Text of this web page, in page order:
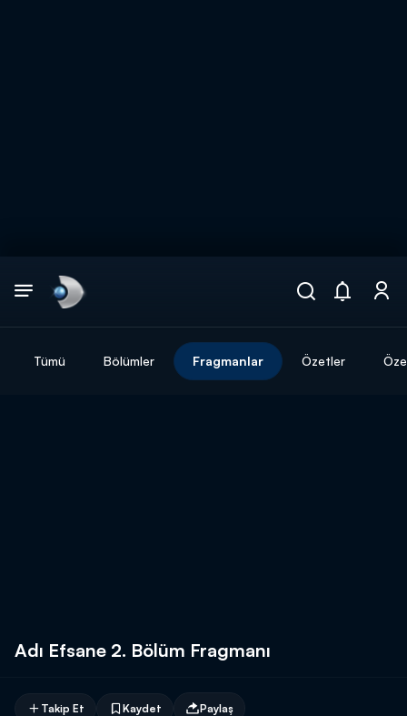
Tümü Bölümler Fragmanlar Özetler
Adı Efsane 2. Bölüm Fragmanı
Takip Et Kaydet Paylaş